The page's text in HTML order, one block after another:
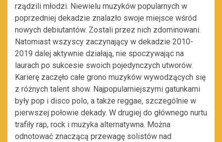
rządzili młodzi. Niewielu muzyków popularnych w
poprzedniej dekadzie znalazło swoje miejsce wśród
nowych debiutantów. Zostali przez nich zdominowani.
Natomiast wszyscy zaczynający w dekadzie 2010-
2019 dalej aktywnie działają, nie spoczywając na
laurach po sukcesie swoich pojedynczych utworów.
Karierę zaczęło całe grono muzyków wywodzących się
z różnych talent show. Najpopularniejszymi gatunkami
były pop i disco polo, a także reggae, szczególnie w
pierwszej połowie dekady. W drugiej do głównego nurtu
trafiły rap, rock i muzyka alternatywna. Można
odnotować znaczącą przewagę solistów nad